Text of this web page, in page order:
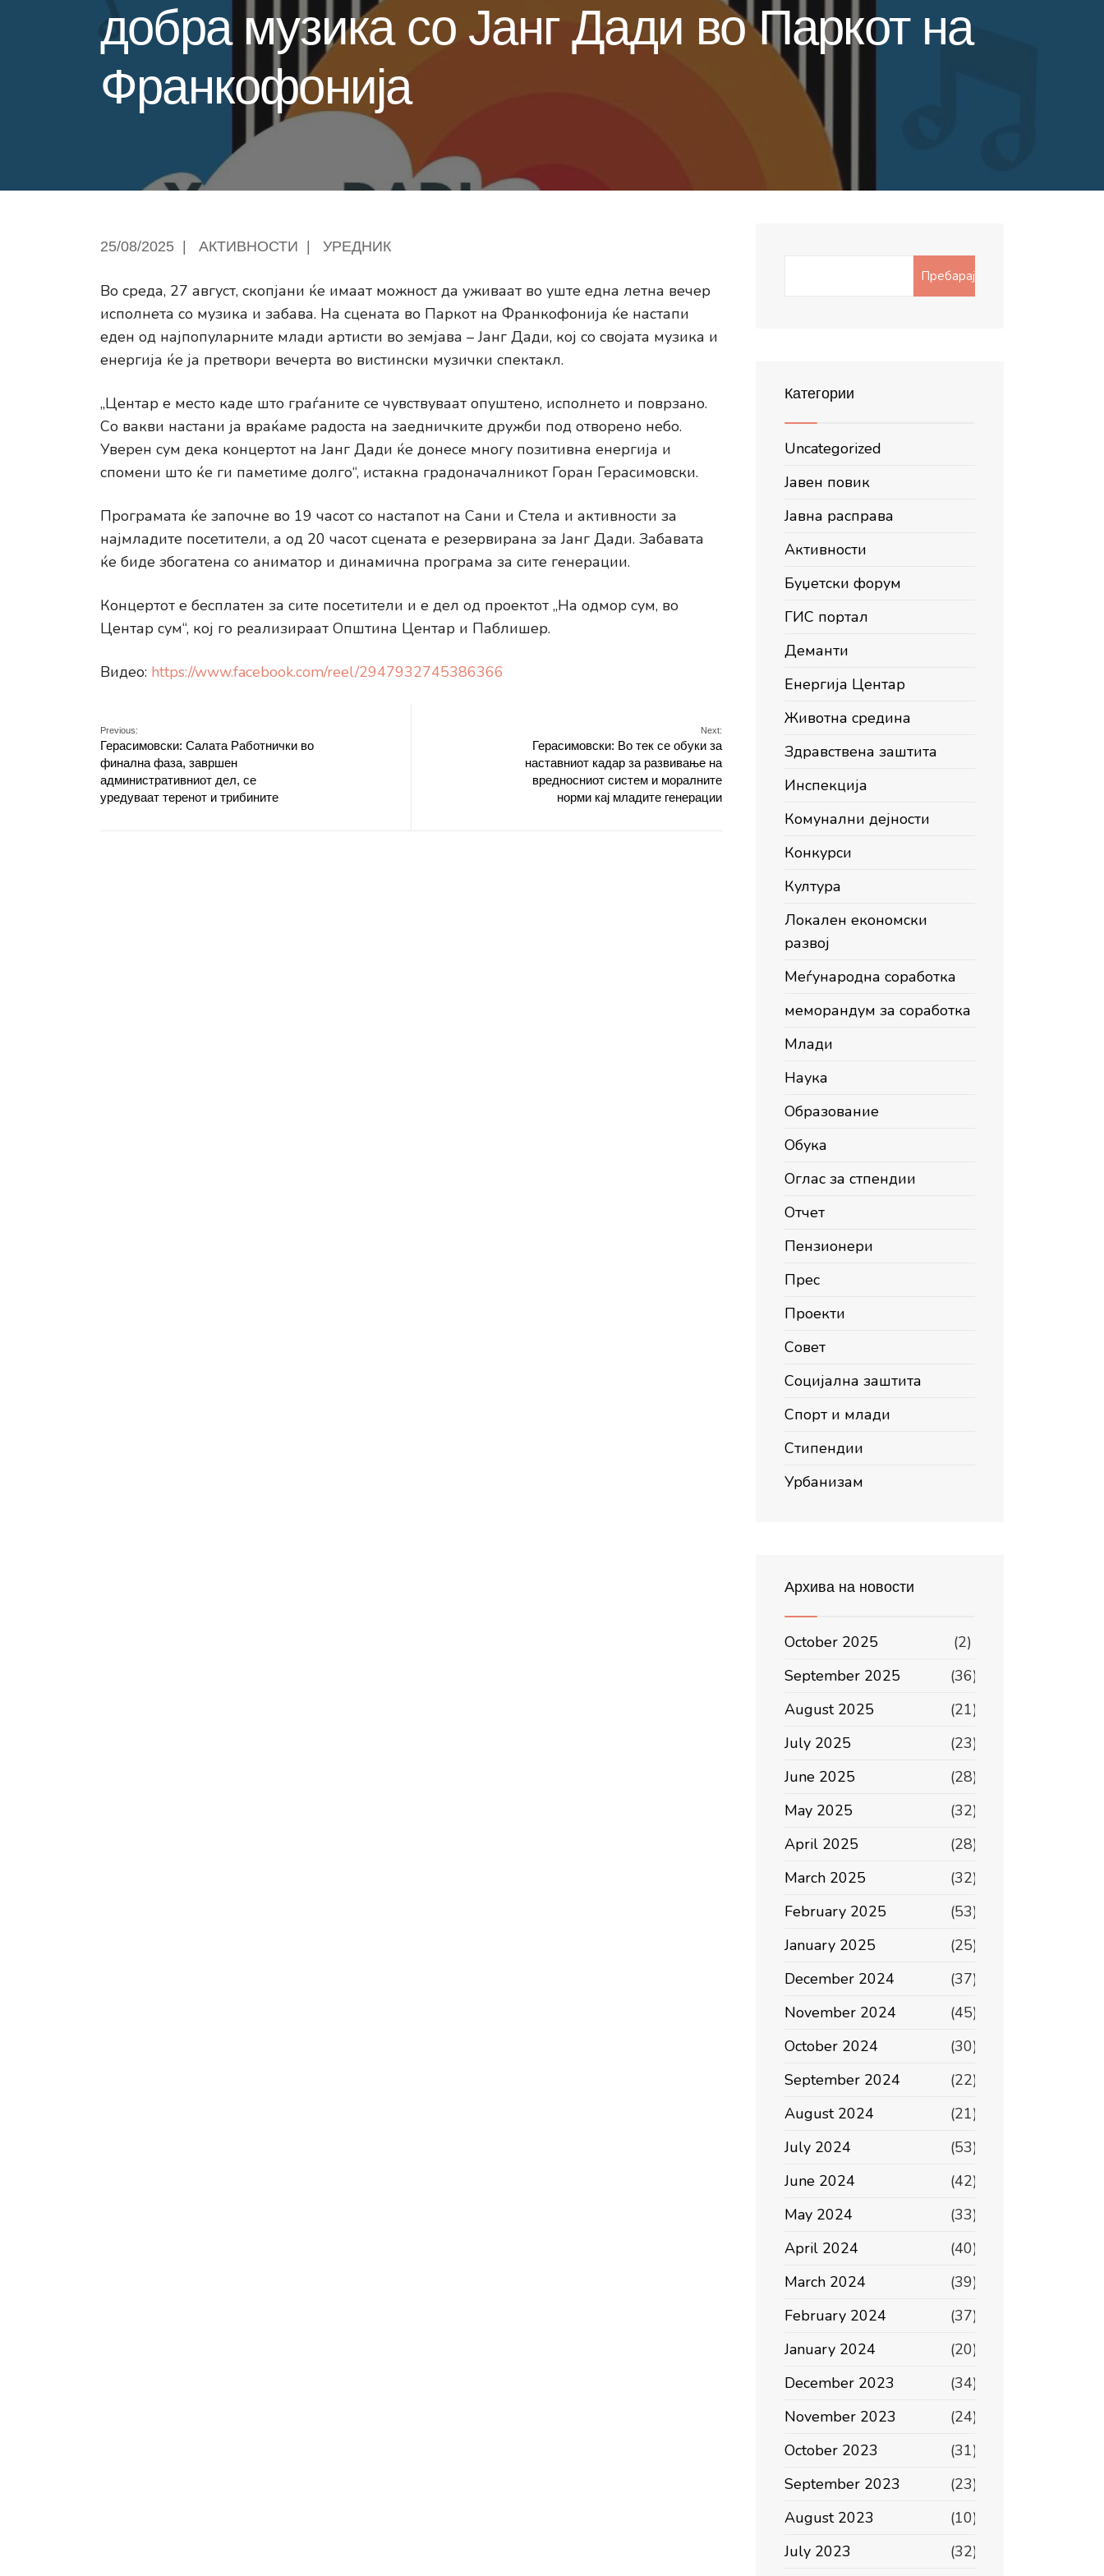
добра музика со Јанг Дади во Паркот на
Франкофонија
25/08/2025 АКТИВНОСТИ УРЕДНИК
Во среда, 27 август, скопјани ќе имаат можност да уживаат во уште една летна вечер
исполнета со музика и забава. На сцената во Паркот на Франкофонија ќе настапи
еден од најпопуларните млади артисти во земјава – Јанг Дади, кој со својата музика и
енергија ќе ја претвори вечерта во вистински музички спектакл.
„Центар е место каде што граѓаните се чувствуваат опуштено, исполнето и поврзано.
Со вакви настани ја враќаме радоста на заедничките дружби под отворено небо.
Уверен сум дека концертот на Јанг Дади ќе донесе многу позитивна енергија и
спомени што ќе ги паметиме долго“, истакна градоначалникот Горан Герасимовски.
Програмата ќе започне во 19 часот со настапот на Сани и Стела и активности за
најмладите посетители, а од 20 часот сцената е резервирана за Јанг Дади. Забавата
ќе биде збогатена со аниматор и динамична програма за сите генерации.
Концертот е бесплатен за сите посетители и е дел од проектот „На одмор сум, во
Центар сум“, кој го реализираат Општина Центар и Паблишер.
Видео: https://www.facebook.com/reel/2947932745386366
Previous:
Герасимовски: Салата Работнички во
финална фаза, завршен
административниот дел, се
уредуваат теренот и трибините
Next:
Герасимовски: Во тек се обуки за
наставниот кадар за развивање на
вредносниот систем и моралните
норми кај младите генерации
Пребарај
Категории
Uncategorized
Јавен повик
Јавна расправа
Активности
Буџетски форум
ГИС портал
Деманти
Енергија Центар
Животна средина
Здравствена заштита
Инспекција
Комунални дејности
Конкурси
Култура
Локален економски
развој
Меѓународна соработка
меморандум за соработка
Млади
Наука
Образование
Обука
Оглас за стпендии
Отчет
Пензионери
Прес
Проекти
Совет
Социјална заштита
Спорт и млади
Стипендии
Урбанизам
Архива на новости
October 2025
(2)
September 2025
(36)
August 2025
(21)
July 2025
(23)
June 2025
(28)
May 2025
(32)
April 2025
(28)
March 2025
(32)
February 2025
(53)
January 2025
(25)
December 2024
(37)
November 2024
(45)
October 2024
(30)
September 2024
(22)
August 2024
(21)
July 2024
(53)
June 2024
(42)
May 2024
(33)
April 2024
(40)
March 2024
(39)
February 2024
(37)
January 2024
(20)
December 2023
(34)
November 2023
(24)
October 2023
(31)
September 2023
(23)
August 2023
(10)
July 2023
(32)